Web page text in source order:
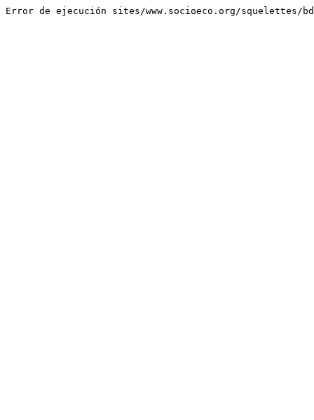
Error de ejecución sites/www.socioeco.org/squelettes/